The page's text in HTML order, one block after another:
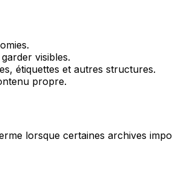
visibles.
étiquettes et autres structures.
propre.
lorsque certaines archives